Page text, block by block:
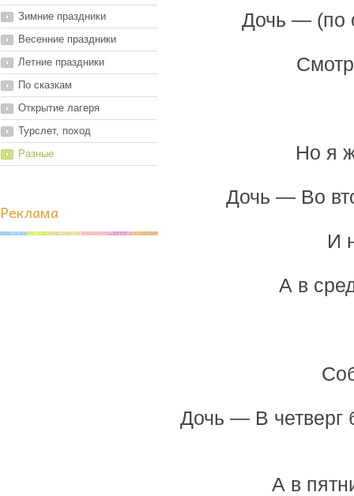
Зимние праздники
Весенние праздники
Летние праздники
По сказкам
Открытие лагеря
Турслет, поход
Разные
Реклама
Дочь — (по
Но я
Дочь — Во
И
А в
Дочь — В четверг
А в